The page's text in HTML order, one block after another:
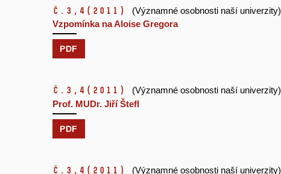
č.3,4 (2011)
(Významné osobnosti naší univerzity)
Vzpomínka na Aloise Gregora
PDF
č.3,4 (2011)
(Významné osobnosti naší univerzity)
Prof. MUDr. Jiří Štefl
PDF
č.3,4 (2011) (Významné osobnosti naší univerzity)